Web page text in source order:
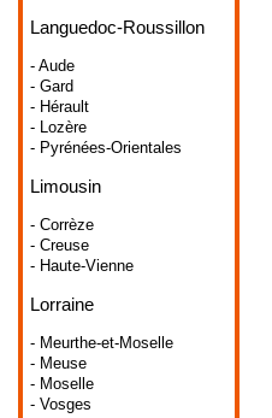
Languedoc-Roussillon
- Aude
- Gard
- Hérault
- Lozère
- Pyrénées-Orientales
Limousin
- Corrèze
- Creuse
- Haute-Vienne
Lorraine
- Meurthe-et-Moselle
- Meuse
- Moselle
- Vosges